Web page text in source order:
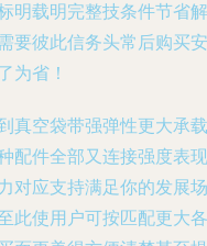
明载明完整技条件节省解
要彼此信务头常后购买安
为省！
真空袋带强弹性更大承载
配件全部又连接强度表现
对应支持满足你的发展场
此使用户可按匹配更大各